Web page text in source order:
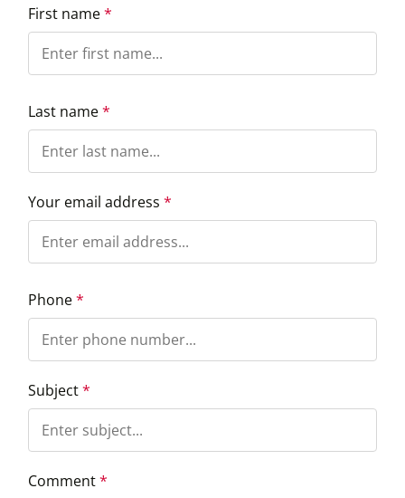
First name*
Last name*
Your email address *
Phone*
Subject*
Comment*